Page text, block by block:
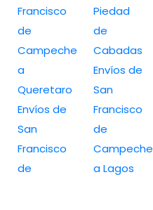
Francisco
de
Campeche
a
Queretaro
Envíos de
San
Francisco
de
Piedad
de
Cabadas
Envíos de
San
Francisco
de
Campeche
a Lagos